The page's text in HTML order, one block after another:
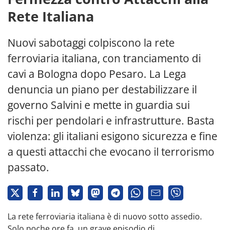
Rete Italiana
Nuovi sabotaggi colpiscono la rete
ferroviaria italiana, con tranciamento di
cavi a Bologna dopo Pesaro. La Lega
denuncia un piano per destabilizzare il
governo Salvini e mette in guardia sui
rischi per pendolari e infrastrutture. Basta
violenza: gli italiani esigono sicurezza e fine
a questi attacchi che evocano il terrorismo
passato.
La rete ferroviaria italiana è di nuovo sotto assedio.